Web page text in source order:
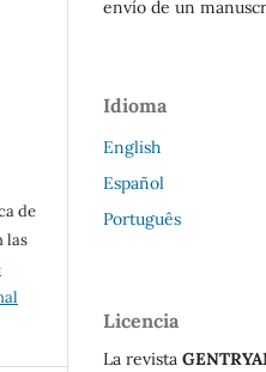
de
las
envío de un
Idioma
English
Español
Português
Licencia
La revista